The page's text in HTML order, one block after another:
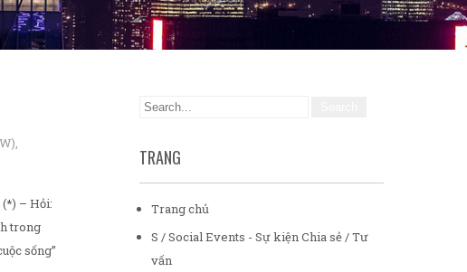
,
(*) – Hỏi:
trong
sống”
TRANG
Trang chủ
S / Social Events - Sự kiện Chia sẻ / Tư
vấn